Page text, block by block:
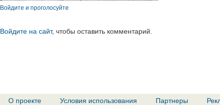
Войдите и проголосуйте
Войдите на сайт, чтобы оставить комментарий.
О проекте Условия использования Партнеры